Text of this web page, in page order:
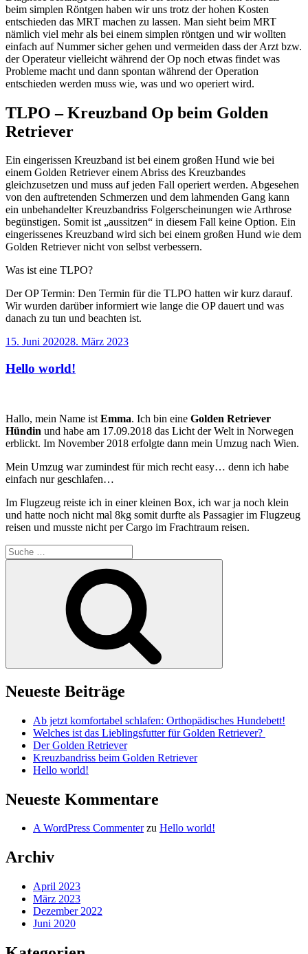
beim simplen Röntgen haben wir uns trotz der hohen Kosten
entschieden das MRT machen zu lassen. Man sieht beim MRT
nämlich viel mehr als bei einem simplen röntgen und wir wollten
einfach auf Nummer sicher gehen und vermeiden dass der Arzt bzw.
der Operateur vielleicht während der Op noch etwas findet was
Probleme macht und dann spontan während der Operation
entschieden werden muss wie, was und wo operiert wird.
TLPO – Kreuzband Op beim Golden
Retriever
Ein eingerissen Kreuzband ist bei einem großen Hund wie bei
einem Golden Retriever einem Abriss des Kreuzbandes
gleichzusetzen und muss auf jeden Fall operiert werden. Abgesehen
von den auftretenden Schmerzen und dem lahmenden Gang kann
ein unbehandelter Kreuzbandriss Folgerscheinungen wie Arthrose
begünstigen. Somit ist „aussitzen“ in diesem Fall keine Option. Ein
eingerissenes Kreuzband wird sich bei einem großen Hund wie dem
Golden Retriever nicht von selbst verbessern.
Was ist eine TLPO?
Der OP Termin: Den Termin für die TLPO hatten wir kurz darauf.
Wir wurden darüber informiert wie lange die OP dauert und was
danach zu tun und beachten ist.
Veröffentlicht
15. Juni 202028. März 2023
Hello world!
Hallo, mein Name ist Emma. Ich bin eine Golden Retriever
Hündin und habe am 17.09.2018 das Licht der Welt in Norwegen
erblickt. Im November 2018 erfolgte dann mein Umzug nach Wien.
Mein Umzug war zumindest für mich recht easy… denn ich habe
einfach nur geschlafen…
Im Flugzeug reiste ich in einer kleinen Box, ich war ja noch klein
und hatte noch nicht mal 8kg somit durfte als Passagier im Flugzeug
reisen und musste nicht per Cargo im Frachtraum reisen.
Suche
nach:
Neueste Beiträge
Ab jetzt komfortabel schlafen: Orthopädisches Hundebett!
Welches ist das Lieblingsfutter für Golden Retriever?
Der Golden Retriever
Kreuzbandriss beim Golden Retriever
Hello world!
Neueste Kommentare
A WordPress Commenterzu Hello world!
Archiv
April 2023
März 2023
Dezember 2022
Juni 2020